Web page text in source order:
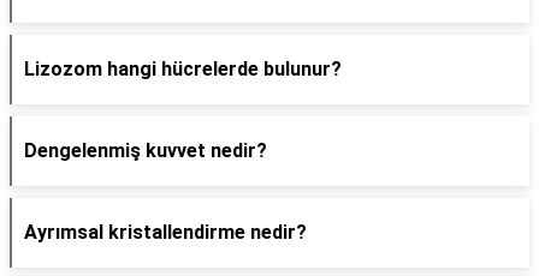
Lizozom hangi hücrelerde bulunur?
Dengelenmiş kuvvet nedir?
Ayrımsal kristallendirme nedir?